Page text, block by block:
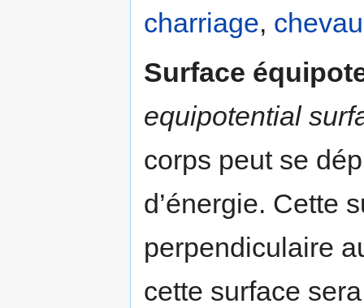
charriage,
Surface
equipotential
corps peut se
d’énergie. Cette
perpendiculaire
cette surface